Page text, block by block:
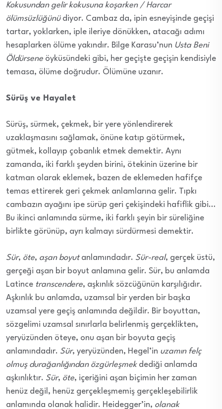
Kokusundan gelir kokusuna koşarken / Harcar
ölümsüzlüğünü diyor. Cambaz da, ipin esneyişinde geçişi
tartar, yoklarken, iple ileriye dönükken, atacağı adımı
hesaplarken ölüme yakındır. Bilge Karasu’nun Usta Beni
Öldürsene öyküsündeki gibi, her geçişte geçişin kendisiyle
temasa, ölüme doğrudur. Ölümüne uzanır.
Sürüş ve Hayalet
Sürüş, sürmek, çekmek, bir yere yönlendirerek
uzaklaşmasını sağlamak, önüne katıp götürmek,
gütmek, kollayıp çobanlık etmek demektir. Aynı
zamanda, iki farklı şeyden birini, ötekinin üzerine bir
katman olarak eklemek, bazen de eklemeden hafifçe
temas ettirerek geri çekmek anlamlarına gelir. Tıpkı
cambazın ayağını ipe sürüp geri çekişindeki hafiflik gibi…
Bu ikinci anlamında sürme, iki farklı şeyin bir süreliğine
birlikte görünüp, ayrı kalmayı sürdürmesi demektir.
Sür, öte, aşan boyutanlamındadır. Sür-real, gerçek üstü,
gerçeği aşan bir boyut anlamına gelir. Sür, bu anlamda
Latince transcendere, aşkınlık sözcüğünün karşılığıdır.
Aşkınlık bu anlamda, uzamsal bir yerden bir başka
uzamsal yere geçiş anlamında değildir. Bir boyuttan,
sözgelimi uzamsal sınırlarla belirlenmiş gerçeklikten,
yeryüzünden öteye, onu aşan bir boyuta geçiş
anlamındadır. Sür, yeryüzünden, Hegel’in uzamın felç
olmuş durağanlığından özgürleşmek dediği anlamda
aşkınlıktır. Sür, öte, içeriğini aşan biçimin her zaman
henüz değil, henüz gerçekleşmemiş gerçekleşebilirlik
anlamında olanak halidir. Heidegger’in, olanak